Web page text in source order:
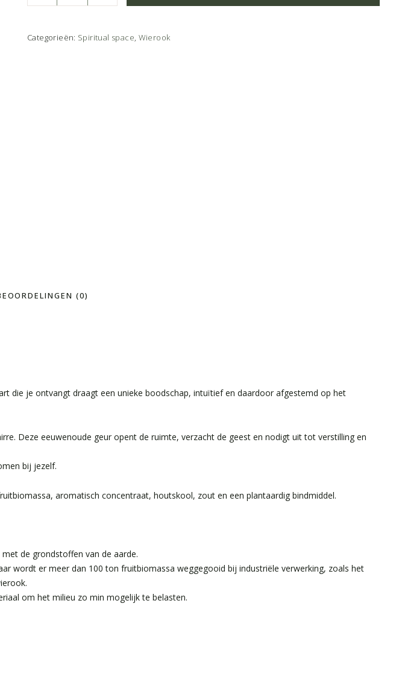
Categorieën: Spiritual space Wierook
(0)
die je ontvangt draagt een unieke boodschap, intuïtief en daardoor afgestemd op het
Deze eeuwenoude geur opent de ruimte, verzacht de geest en nodigt uit tot verstilling en
bij jezelf.
aromatisch concentraat, houtskool, zout en een plantaardig bindmiddel.
de grondstoffen van de aarde.
wordt er meer dan 100 ton fruitbiomassa weggegooid bij industriële verwerking, zoals het
om het milieu zo min mogelijk te belasten.